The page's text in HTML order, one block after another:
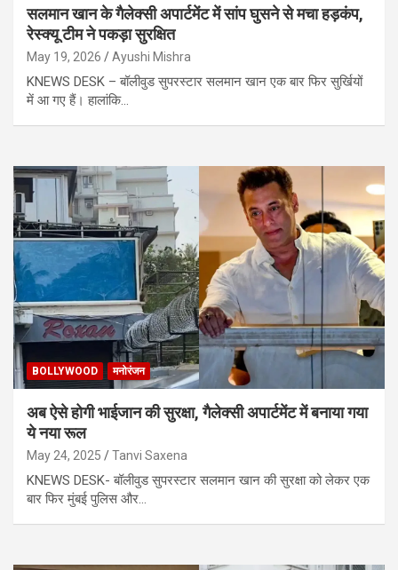
सलमान खान के गैलेक्सी अपार्टमेंट में सांप घुसने से मचा हड़कंप,
रेस्क्यू टीम ने पकड़ा सुरक्षित
May 19, 2026 Ayushi Mishra
KNEWS DESK – बॉलीवुड सुपरस्टार सलमान खान एक बार फिर सुर्खियों
में आ गए हैं। हालांकि…
BOLLYWOOD मनोरंजन
अब ऐसे होगी भाईजान की सुरक्षा, गैलेक्सी अपार्टमेंट में बनाया गया
ये नया रूल
May 24, 2025 Tanvi Saxena
KNEWS DESK- बॉलीवुड सुपरस्टार सलमान खान की सुरक्षा को लेकर एक
बार फिर मुंबई पुलिस और…